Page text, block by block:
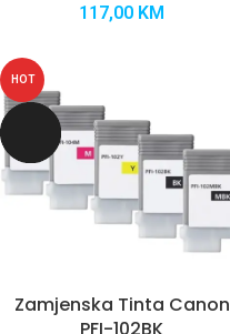
117,00 KM
HOT
Zamjenska Tinta Canon